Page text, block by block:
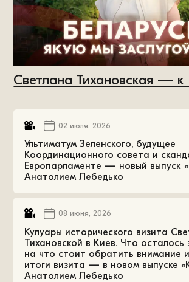
Светлана Тихановская — к
02 июля, 2026
Ультиматум Зеленского, будущее
Координационного совета и
Европарламенте — новый выпуск
Анатолием Лебедько
08 июня, 2026
Кулуары исторического визита
Тихановской в Киев. Что осталось
на что стоит обратить внимание
итоги визита — в новом выпуске
Анатолием Лебедько